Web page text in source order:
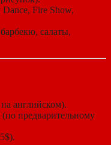
Fire Show,
салаты,
английском).
предварительному